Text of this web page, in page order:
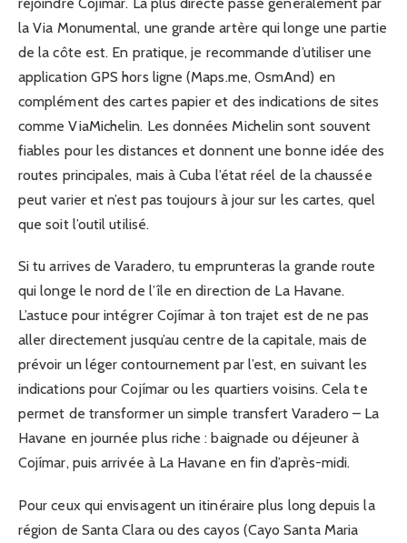
la Via Monumental, une grande artère qui longe une partie
de la côte est. En pratique, je recommande d’utiliser une
application GPS hors ligne (Maps.me, OsmAnd) en
complément des cartes papier et des indications de sites
comme ViaMichelin. Les données Michelin sont souvent
fiables pour les distances et donnent une bonne idée des
routes principales, mais à Cuba l’état réel de la chaussée
peut varier et n’est pas toujours à jour sur les cartes, quel
que soit l’outil utilisé.
Si tu arrives de Varadero, tu emprunteras la grande route
qui longe le nord de l’île en direction de La Havane.
L’astuce pour intégrer Cojímar à ton trajet est de ne pas
aller directement jusqu’au centre de la capitale, mais de
prévoir un léger contournement par l’est, en suivant les
indications pour Cojímar ou les quartiers voisins. Cela te
permet de transformer un simple transfert Varadero – La
Havane en journée plus riche : baignade ou déjeuner à
Cojímar, puis arrivée à La Havane en fin d’après-midi.
Pour ceux qui envisagent un itinéraire plus long depuis la
région de Santa Clara ou des cayos (Cayo Santa Maria